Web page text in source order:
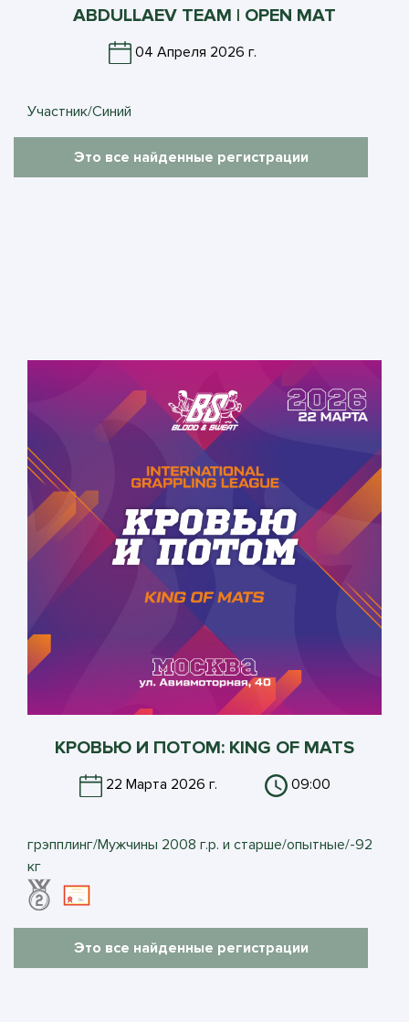
ABDULLAEV TEAM | OPEN MAT
04 Апреля 2026 г.
Участник/Синий
Это все найденные регистрации
КРОВЬЮ И ПОТОМ: KING OF MATS
22 Марта 2026 г. 09:00
грэпплинг/Мужчины 2008 г.р. и старше/опытные/-92
кг
Это все найденные регистрации